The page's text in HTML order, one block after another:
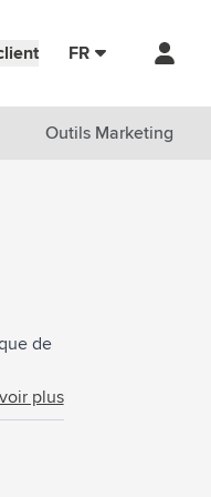
FR
Outils Marketing
de
plus